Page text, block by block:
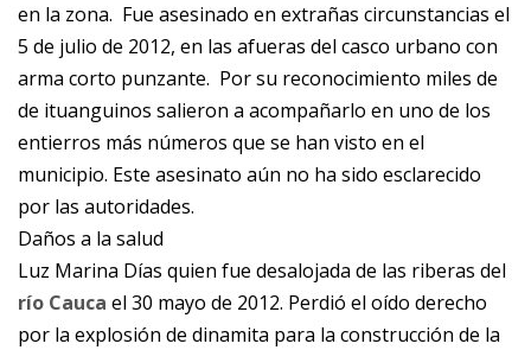
en la zona. Fue asesinado en extrañas circunstancias el
5 de julio de 2012, en las afueras del casco urbano con
arma corto punzante. Por su reconocimiento miles de
de ituanguinos salieron a acompañarlo en uno de los
entierros más números que se han visto en el
municipio. Este asesinato aún no ha sido esclarecido
por las autoridades.
Daños a la salud
Luz Marina Días quien fue desalojada de las riberas del
río Cauca el 30 mayo de 2012. Perdió el oído derecho
por la explosión de dinamita para la construcción de la